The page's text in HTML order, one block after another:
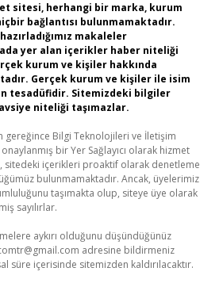
sitesi, herhangi bir marka, kurum
bağlantısı bulunmamaktadır.
makaleler
yer alan içerikler haber niteliği
kurum ve kişiler hakkında
Gerçek kurum ve kişiler ile isim
tesadüfidir. Sitemizdeki bilgiler
niteliği taşımazlar.
gereğince Bilgi Teknolojileri ve İletişim
bir Yer Sağlayıcı olarak hizmet
sitedeki içerikleri proaktif olarak denetleme
bulunmamaktadır. Ancak, üyelerimiz
taşımakta olup, siteye üye olarak
sayılırlar.
aykırı olduğunu düşündüğünüz
adresine bildirmeniz
süre içerisinde sitemizden kaldırılacaktır.